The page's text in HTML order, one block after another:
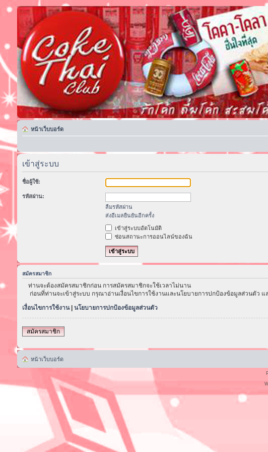
หน้าเว็บบอร์ด
เข้าสู่ระบบ
ชื่อผู้ใช้:
รหัสผ่าน:
ลืมรหัสผ่าน
ส่งอีเมลยืนยันอีกครั้ง
เข้าสู่ระบบอัตโนมัติ
ซ่อนสถานะการออนไลน์ของฉัน
สมัครสมาชิก
ท่านจะต้องสมัครสมาชิกก่อน การสมัครสมาชิกจะใช้เวลาไม่นาน
ก่อนที่ท่านจะเข้าสู่ระบบ กรุณาอ่านเงื่อนไขการใช้งานและนโยบายการปกป้องข้อมูลส่วนตัว
เงื่อนไขการใช้งาน| นโยบายการปกป้องข้อมูลส่วนตัว
สมัครสมาชิก
หน้าเว็บบอร์ด